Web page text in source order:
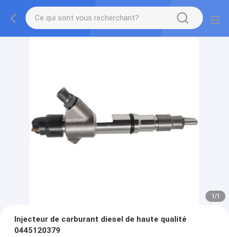
1/1
Injecteur de carburant diesel de haute qualité
0445120379